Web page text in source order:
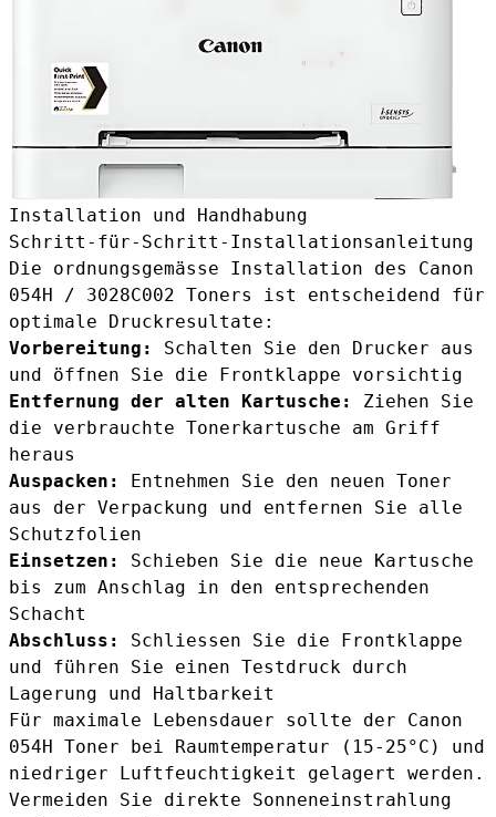
Installation und Handhabung
Schritt-für-Schritt-Installationsanleitung
Die ordnungsgemässe Installation des Canon
054H / 3028C002 Toners ist entscheidend für
optimale Druckresultate:
Vorbereitung:
Schalten Sie den Drucker aus
und öffnen Sie die Frontklappe vorsichtig
Entfernung der alten Kartusche:
Ziehen Sie
die verbrauchte Tonerkartusche am Griff
heraus
Auspacken:
Entnehmen Sie den neuen Toner
aus der Verpackung und entfernen Sie alle
Schutzfolien
Einsetzen:
Schieben Sie die neue Kartusche
bis zum Anschlag in den entsprechenden
Schacht
Abschluss:
Schliessen Sie die Frontklappe
und führen Sie einen Testdruck durch
Lagerung und Haltbarkeit
Für maximale Lebensdauer sollte der Canon
054H Toner bei Raumtemperatur (15-25°C) und
niedriger Luftfeuchtigkeit gelagert werden.
Vermeiden Sie direkte Sonneneinstrahlung